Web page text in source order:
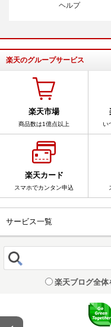
ヘルプ
楽天のグループサービス
楽天市場
商品数は1億点以上 い
楽天カード
スマホでカンタン申込
サービス一覧
楽天ブログ全体